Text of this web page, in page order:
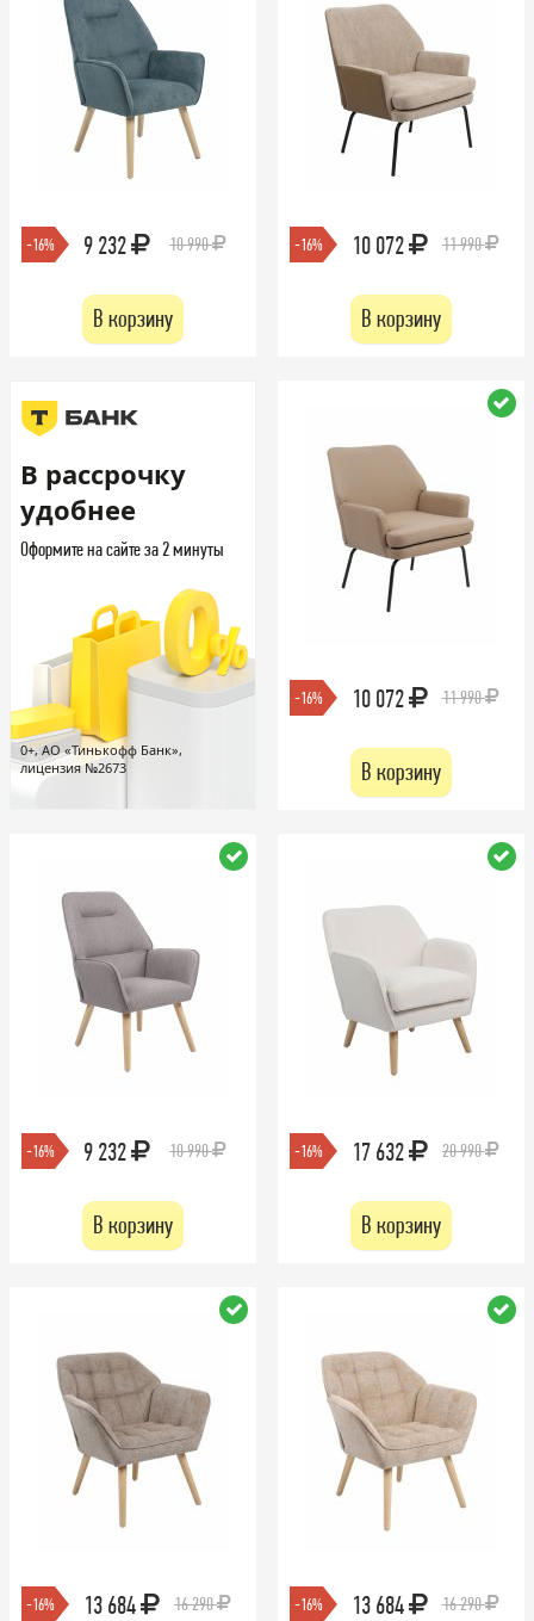
-16% 9 232 10 990
В корзину
-16% 10 072 11 990
В корзину
В рассрочку
удобнее
Оформите на сайте за 2 минуты
0+, АО «Тинькофф Банк»,
лицензия №2673
-16% 10 072 11 990
В корзину
-16% 9 232 10 990
В корзину
-16% 17 632 20 990
В корзину
-16% 13 684 16 290 -16% 13 684 16 290